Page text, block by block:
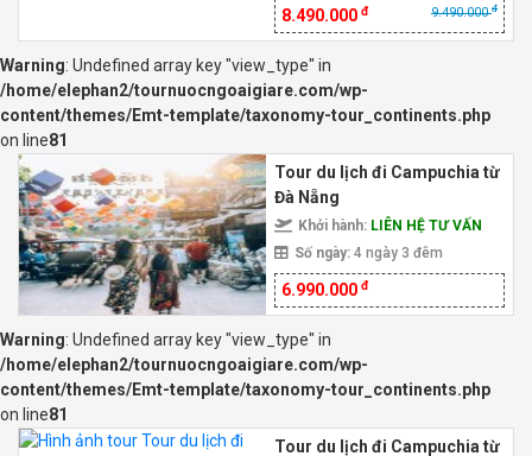
8.490.000 đ 9.490.000đ
Warning: Undefined array key "view_type" in
/home/elephan2/tournuocngoaigiare.com/wp-
content/themes/Emt-template/taxonomy-tour_continents.php
on line81
Tour du lịch đi Campuchia từ
Đà Nẵng
Khởi hành: LIÊN HỆ TƯ VẤN
Số ngày: 4 ngày 3 đêm
6.990.000 đ
Warning: Undefined array key "view_type" in
/home/elephan2/tournuocngoaigiare.com/wp-
content/themes/Emt-template/taxonomy-tour_continents.php
on line81
Tour du lịch đi Campuchia từ